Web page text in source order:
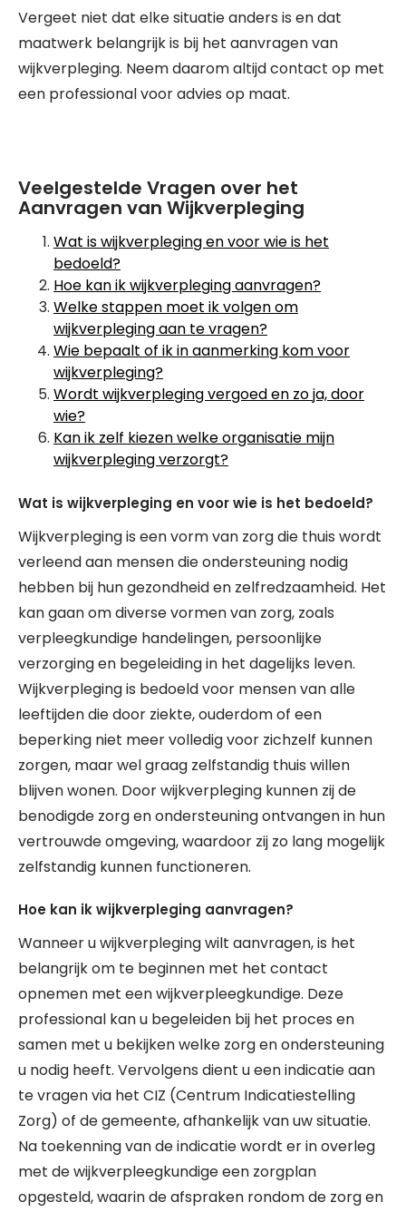
Vergeet niet dat elke situatie anders is en dat
maatwerk belangrijk is bij het aanvragen van
wijkverpleging. Neem daarom altijd contact op met
een professional voor advies op maat.
Veelgestelde Vragen over het
Aanvragen van Wijkverpleging
Wat is wijkverpleging en voor wie is het
bedoeld?
Hoe kan ik wijkverpleging aanvragen?
Welke stappen moet ik volgen om
wijkverpleging aan te vragen?
Wie bepaalt of ik in aanmerking kom voor
wijkverpleging?
Wordt wijkverpleging vergoed en zo ja, door
wie?
Kan ik zelf kiezen welke organisatie mijn
wijkverpleging verzorgt?
Wat is wijkverpleging en voor wie is het bedoeld?
Wijkverpleging is een vorm van zorg die thuis wordt
verleend aan mensen die ondersteuning nodig
hebben bij hun gezondheid en zelfredzaamheid. Het
kan gaan om diverse vormen van zorg, zoals
verpleegkundige handelingen, persoonlijke
verzorging en begeleiding in het dagelijks leven.
Wijkverpleging is bedoeld voor mensen van alle
leeftijden die door ziekte, ouderdom of een
beperking niet meer volledig voor zichzelf kunnen
zorgen, maar wel graag zelfstandig thuis willen
blijven wonen. Door wijkverpleging kunnen zij de
benodigde zorg en ondersteuning ontvangen in hun
vertrouwde omgeving, waardoor zij zo lang mogelijk
zelfstandig kunnen functioneren.
Hoe kan ik wijkverpleging aanvragen?
Wanneer u wijkverpleging wilt aanvragen, is het
belangrijk om te beginnen met het contact
opnemen met een wijkverpleegkundige. Deze
professional kan u begeleiden bij het proces en
samen met u bekijken welke zorg en ondersteuning
u nodig heeft. Vervolgens dient u een indicatie aan
te vragen via het CIZ (Centrum Indicatiestelling
Zorg) of de gemeente, afhankelijk van uw situatie.
Na toekenning van de indicatie wordt er in overleg
met de wijkverpleegkundige een zorgplan
opgesteld, waarin de afspraken rondom de zorg en